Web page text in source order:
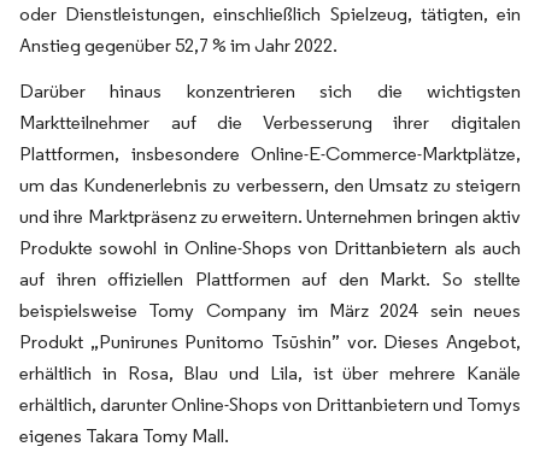
oder Dienstleistungen, einschließlich Spielzeug, tätigten, ein
Anstieg gegenüber 52,7 % im Jahr 2022.
Darüber hinaus konzentrieren sich die wichtigsten
Marktteilnehmer auf die Verbesserung ihrer digitalen
Plattformen, insbesondere Online-E-Commerce-Marktplätze,
um das Kundenerlebnis zu verbessern, den Umsatz zu steigern
und ihre Marktpräsenz zu erweitern. Unternehmen bringen aktiv
Produkte sowohl in Online-Shops von Drittanbietern als auch
auf ihren offiziellen Plattformen auf den Markt. So stellte
beispielsweise Tomy Company im März 2024 sein neues
Produkt „Punirunes Punitomo Tsūshin” vor. Dieses Angebot,
erhältlich in Rosa, Blau und Lila, ist über mehrere Kanäle
erhältlich, darunter Online-Shops von Drittanbietern und Tomys
eigenes Takara Tomy Mall.